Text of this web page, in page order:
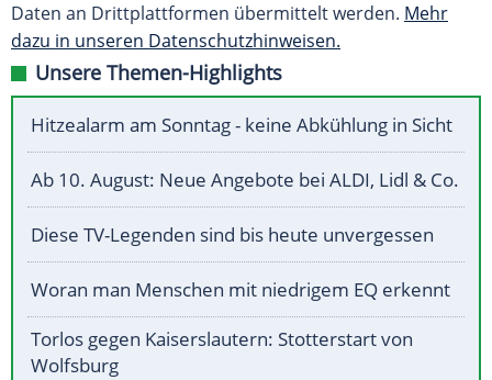
Daten an Drittplattformen übermittelt werden. Mehr
dazu in unseren Datenschutzhinweisen.
Unsere Themen-Highlights
Hitzealarm am Sonntag - keine Abkühlung in Sicht
Ab 10. August: Neue Angebote bei ALDI, Lidl & Co.
Diese TV-Legenden sind bis heute unvergessen
Woran man Menschen mit niedrigem EQ erkennt
Torlos gegen Kaiserslautern: Stotterstart von
Wolfsburg